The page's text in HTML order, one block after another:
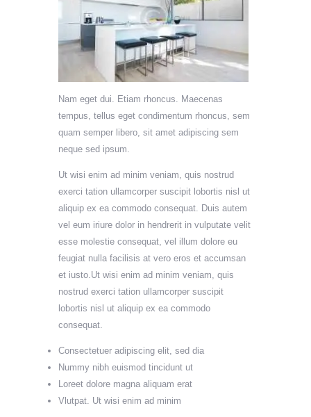
Nam eget dui. Etiam rhoncus. Maecenas
tempus, tellus eget condimentum rhoncus, sem
quam semper libero, sit amet adipiscing sem
neque sed ipsum.
Ut wisi enim ad minim veniam, quis nostrud
exerci tation ullamcorper suscipit lobortis nisl ut
aliquip ex ea commodo consequat. Duis autem
vel eum iriure dolor in hendrerit in vulputate velit
esse molestie consequat, vel illum dolore eu
feugiat nulla facilisis at vero eros et accumsan
et iusto.Ut wisi enim ad minim veniam, quis
nostrud exerci tation ullamcorper suscipit
lobortis nisl ut aliquip ex ea commodo
consequat.
Consectetuer adipiscing elit, sed dia
Nummy nibh euismod tincidunt ut
Loreet dolore magna aliquam erat
Vlutpat. Ut wisi enim ad minim